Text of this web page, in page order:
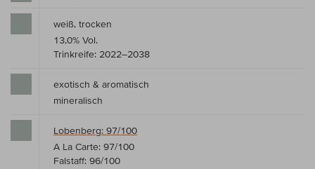
weiß, trocken
13,0% Vol.
Trinkreife: 2022–2038
exotisch & aromatisch
mineralisch
Lobenberg: 97/100
A La Carte: 97/100
Falstaff: 96/100